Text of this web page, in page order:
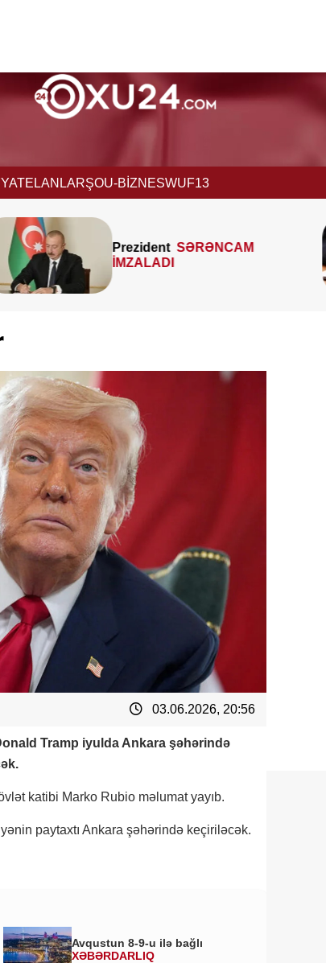
ELANLARŞOU-BİZNESWUF13
MTK-ların mənzil sahəsini
çöldən-çölə ölçməsi
qanunidirmi? –
03.06.2026, 20:56
Tramp iyulda Ankara şəhərində
katibi Marko Rubio məlumat yayıb.
paytaxtı Ankara şəhərində keçiriləcək.
Avqustun 8-9-u ilə bağlı
XƏBƏRDARLIQ